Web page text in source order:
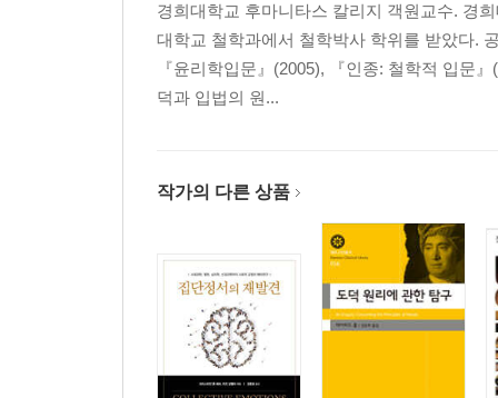
풍수화로 상징되는 한·중·일 문명의 원형/ 김용운
사이버안보를 위한 중국의 전략/ 조윤영·정종필
- 국내 정책 변화와 국제사회의 경쟁과 협력을 중심
경희대학교 후마니타스 칼리지 객원교수. 경
대학교 철학과에서 철학박사 학위를 받았다.
『윤리학입문』(2005), 『인종: 철학적 입문
덕과 입법의 원...
작가의 다른 상품